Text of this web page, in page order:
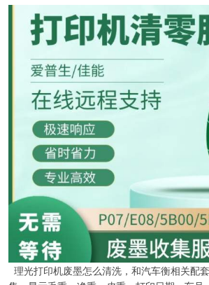
理光打印机废墨怎么清洗，和汽车衡相关配